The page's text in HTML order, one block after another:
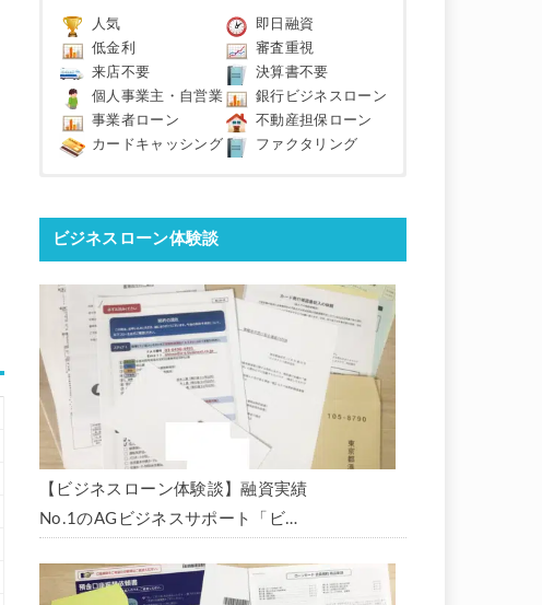
人気
即日融資
低金利
審査重視
来店不要
決算書不要
個人事業主・自営業
銀行ビジネスローン
事業者ローン
不動産担保ローン
カードキャッシング
ファクタリング
ビジネスローン体験談
【ビジネスローン体験談】融資実績
No.1のAGビジネスサポート「ビジ
枠で翌日に借りられました。全手順